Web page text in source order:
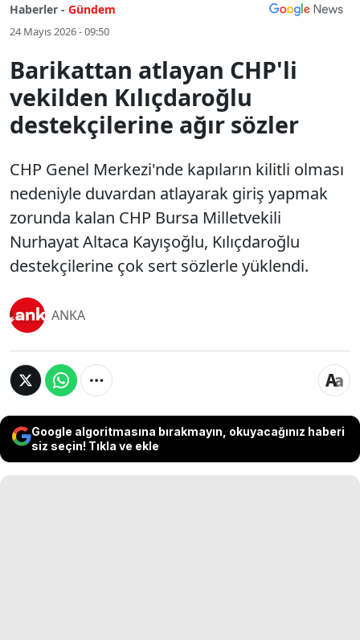
Haberler - Gündem
24 Mayıs 2026 - 09:50
Barikattan atlayan CHP'li
vekilden Kılıçdaroğlu
destekçilerine ağır sözler
CHP Genel Merkezi'nde kapıların kilitli olması
nedeniyle duvardan atlayarak giriş yapmak
zorunda kalan CHP Bursa Milletvekili
Nurhayat Altaca Kayışoğlu, Kılıçdaroğlu
destekçilerine çok sert sözlerle yüklendi.
ANKA
Google algoritmasına bırakmayın, okuyacağınız haberi
siz seçin! Tıkla ve ekle